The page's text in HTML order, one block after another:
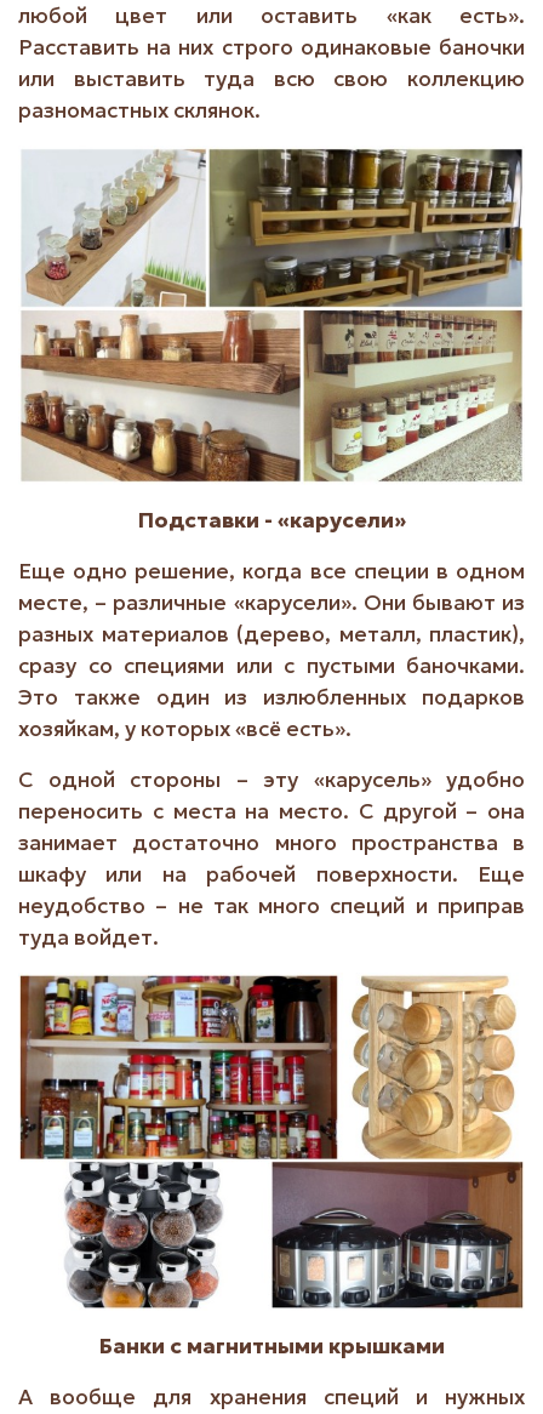
любой цвет или оставить «как есть».
Расставить на них строго одинаковые баночки
или выставить туда всю свою коллекцию
разномастных склянок.
Подставки - «карусели»
Еще одно решение, когда все специи в одном
месте, – различные «карусели». Они бывают из
разных материалов (дерево, металл, пластик),
сразу со специями или с пустыми баночками.
Это также один из излюбленных подарков
хозяйкам, у которых «всё есть».
С одной стороны – эту «карусель» удобно
переносить с места на место. С другой – она
занимает достаточно много пространства в
шкафу или на рабочей поверхности. Еще
неудобство – не так много специй и приправ
туда войдет.
Банки с магнитными крышками
А вообще для хранения специй и нужных